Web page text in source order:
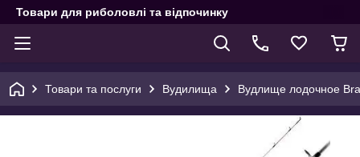
Товари для риболовлі та відпочинку
Товари та послуги Вудилища Вудлище лодочное